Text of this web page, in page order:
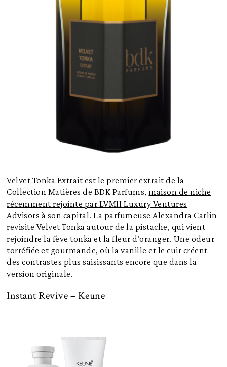
Velvet Tonka Extrait est le premier extrait de la
Collection Matières de BDK Parfums,maison de niche
récemment rejointe par LVMH Luxury Ventures
Advisors à son capital. La parfumeuse Alexandra Carlin
revisite Velvet Tonka autour de la pistache, qui vient
rejoindre la fève tonka et la fleur d’oranger. Une odeur
torréfiée et gourmande, où la vanille et le cuir créent
des contrastes plus saisissants encore que dans la
version originale.
Instant Revive – Keune